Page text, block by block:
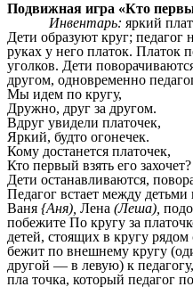
Подвижная игра «Кто
Инвентарь: яркий
Дети образуют круг; педагог
руках у него платок. Платок
уголков. Дети
другом, одновременно
Мы идем по кругу,
Дружно, друг за другом.
Вдруг увидели платочек,
Яркий, будто огонечек.
Кому достанется платочек,
Кто первый взять его захочет?
Дети останавливаются,
Педагог встает между детьми
Ваня {Аня), Лена (Леша),
побежите По кругу за
детей, стоящих в кругу
бежит по внешнему кругу
другой — в левую) к
пла точка, который педагог